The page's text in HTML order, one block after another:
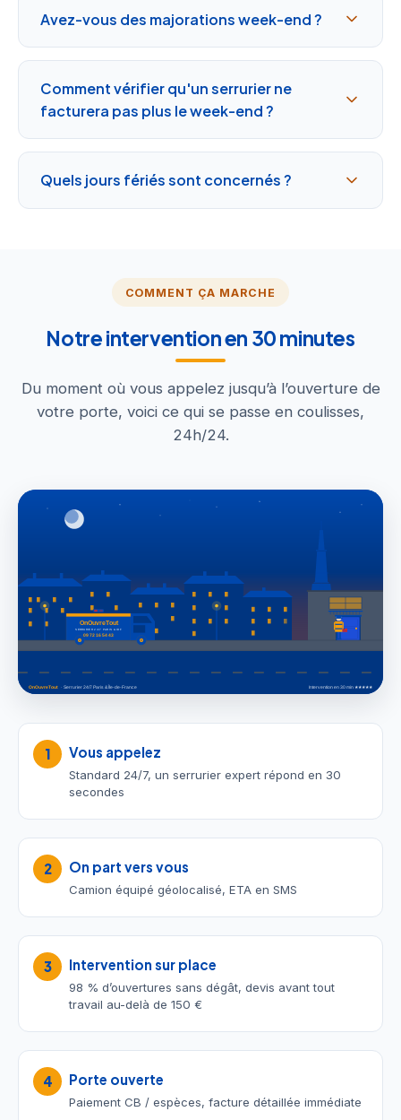
Avez-vous des majorations week-end ?
Comment vérifier qu'un serrurier ne
facturera pas plus le week-end ?
Quels jours fériés sont concernés ?
COMMENT ÇA MARCHE
Notre intervention en 30 minutes
Du moment où vous appelez jusqu’à l’ouverture de
votre porte, voici ce qui se passe en coulisses,
24h/24.
1 Vous appelez
Standard 24/7, un serrurier expert répond en 30
secondes
2 On part vers vous
Camion équipé géolocalisé, ETA en SMS
3 Intervention sur place
98 % d’ouvertures sans dégât, devis avant tout
travail au-delà de 150 €
4 Porte ouverte
Paiement CB / espèces, facture détaillée immédiate